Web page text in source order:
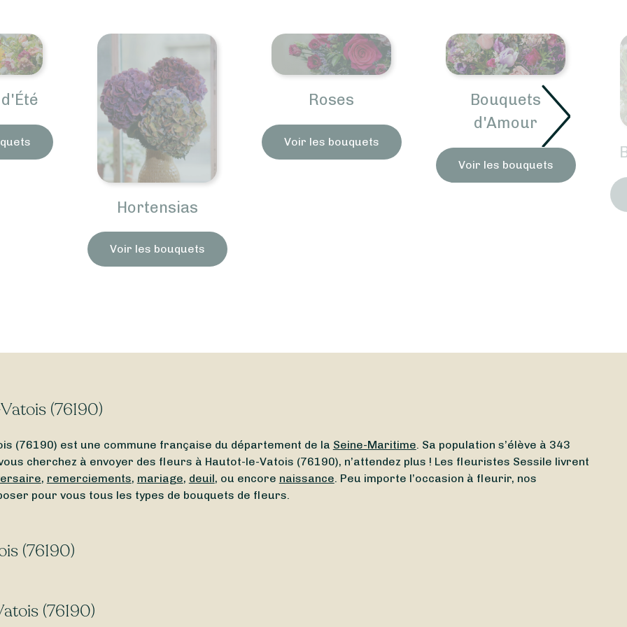
Roses
Voir les bouquets
Bouquets
d'Amour
Bouquets Amitié
(76190)
(76190) est une commune française du département de la Seine-Maritime . Sa population s’élève à 343
cherchez à envoyer des fleurs à Hautot-le-Vatois (76190), n’attendez plus ! Les fleuristes Sessile livrent
, remerciements, mariage, deuil, ou encore naissance . Peu importe l’occasion à fleurir, nos
pour vous tous les types de bouquets de fleurs.
(76190)
de trouver facilement un fleuriste ouvert autour de vous. Que vous ayez besoin d’un
guider.
(76190)